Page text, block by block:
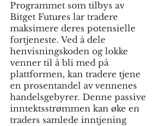
Programmet som tilbys av
Bitget Futures lar tradere
maksimere deres potensielle
fortjeneste. Ved å dele
henvisningskoden og lokke
venner til å bli med på
plattformen, kan tradere tjene
en prosentandel av vennenes
handelsgebyrer. Denne passive
inntektsstrømmen kan øke en
traders samlede inntjening